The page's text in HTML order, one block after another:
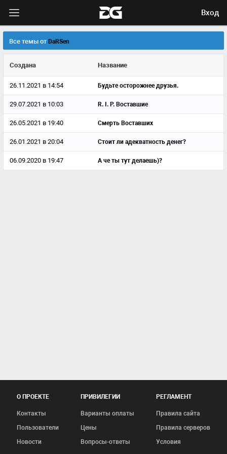
Вход
Все темы от DaRSen
Создана Название
26.11.2021 в 14:54 Будьте осторожнее друзья.
29.07.2021 в 10:03 R. I. P. Воставшие
26.05.2021 в 19:40 Смерть Воставших
26.01.2021 в 20:04 Стоит ли адекватность денег?
06.09.2020 в 19:47 А че ты тут делаешь)?
О ПРОЕКТЕ
Контакты
Пользователи
Новости
ПРИВИЛЕГИИ
Варианты оплаты
Цены
Вопросы-ответы
РЕГЛАМЕНТ
Правила сайта
Правила серверов
Условия